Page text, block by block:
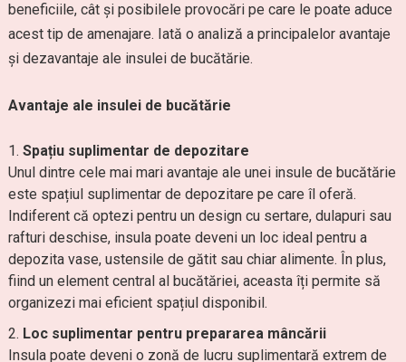
beneficiile, cât și posibilele provocări pe care le poate aduce
acest tip de amenajare. Iată o analiză a principalelor avantaje
și dezavantaje ale insulei de bucătărie.
Avantaje ale insulei de bucătărie
Spațiu suplimentar de depozitare
Unul dintre cele mai mari avantaje ale unei insule de bucătărie
este spațiul suplimentar de depozitare pe care îl oferă.
Indiferent că optezi pentru un design cu sertare, dulapuri sau
rafturi deschise, insula poate deveni un loc ideal pentru a
depozita vase, ustensile de gătit sau chiar alimente. În plus,
fiind un element central al bucătăriei, aceasta îți permite să
organizezi mai eficient spațiul disponibil.
Loc suplimentar pentru prepararea mâncării
Insula poate deveni o zonă de lucru suplimentară extrem de